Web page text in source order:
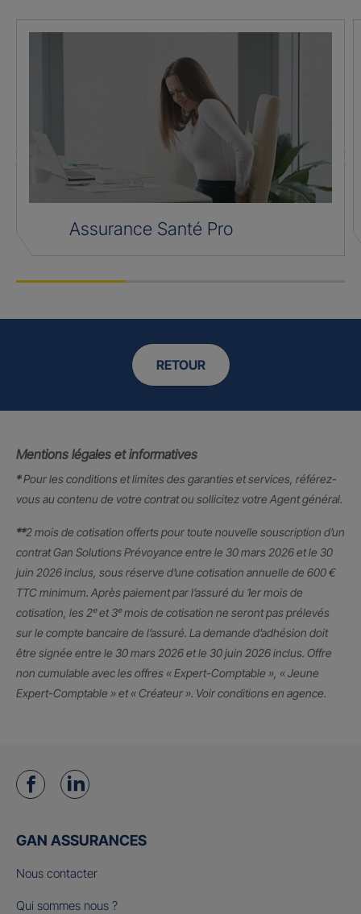
Assurance Santé Pro
RETOUR
Mentions légales et informatives
*Pour les conditions et limites des garanties et services, référez-
vous au contenu de votre contrat ou sollicitez votre Agent général.
**2 mois de cotisation offerts pour toute nouvelle souscription d’un
contrat Gan Solutions Prévoyance entre le 30 mars 2026 et le 30
juin 2026 inclus, sous réserve d’une cotisation annuelle de 600 €
TTC minimum. Après paiement par l’assuré du 1er mois de
cotisation, les 2ᵉ et 3ᵉ mois de cotisation ne seront pas prélevés
sur le compte bancaire de l’assuré. La demande d’adhésion doit
être signée entre le 30 mars 2026 et le 30 juin 2026 inclus. Offre
non cumulable avec les offres « Expert-Comptable », « Jeune
Expert-Comptable » et « Créateur ». Voir conditions en agence.
GAN ASSURANCES
Nous contacter
Qui sommes nous ?